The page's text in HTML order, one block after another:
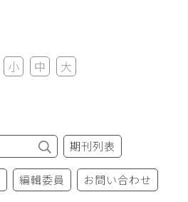
小 中 大
期刊列表
編輯委員 お問い合わせ